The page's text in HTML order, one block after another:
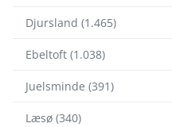
Djursland (1.465)
Ebeltoft (1.038)
Juelsminde (391)
Læsø (340)